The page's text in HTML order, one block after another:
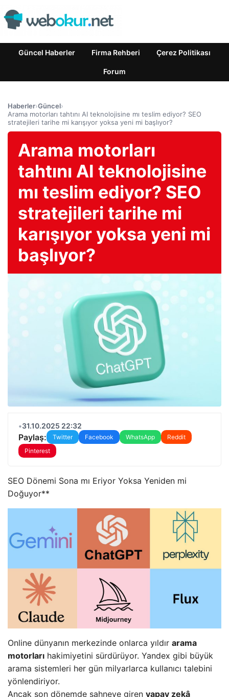
Güncel Haberler Firma Rehberi Çerez Politikası
Forum
Haberler›Güncel›
Arama motorları tahtını AI teknolojisine mı teslim ediyor? SEO
stratejileri tarihe mi karışıyor yoksa yeni mi başlıyor?
Arama motorları
tahtını AI teknolojisine
mı teslim ediyor? SEO
stratejileri tarihe mi
karışıyor yoksa yeni mi
başlıyor?
•31.10.2025 22:32
Paylaş: Twitter Facebook WhatsApp
Reddit
Pinterest
SEO Dönemi Sona mı Eriyor Yoksa Yeniden mi
Doğuyor**
Online dünyanın merkezinde onlarca yıldır arama
motorları hakimiyetini sürdürüyor. Yandex gibi büyük
arama sistemleri her gün milyarlarca kullanıcı talebini
yönlendiriyor.
Ancak son dönemde sahneye giren yapay zekâ